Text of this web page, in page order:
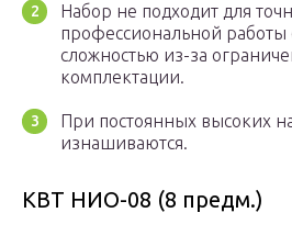
Набор не подходит для
профессиональной
сложностью из-за
комплектации.
При постоянных высоких
изнашиваются.
КВТ НИО-08 (8 предм.)